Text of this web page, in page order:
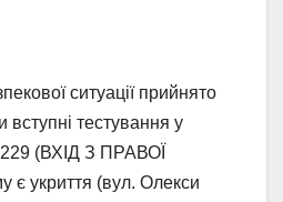
ситуації прийнято
тестування у
(ВХІД З ПРАВОЇ
укриття (вул. Олекси